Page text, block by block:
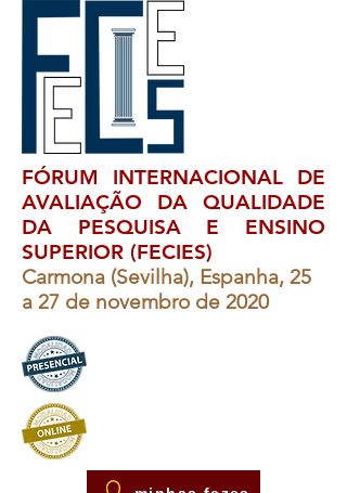
FÓRUM INTERNACIONAL DE
AVALIAÇÃO DA QUALIDADE
DA PESQUISA E ENSINO
SUPERIOR (FECIES)
Carmona (Sevilha), Espanha, 25
a 27 de novembro de 2020